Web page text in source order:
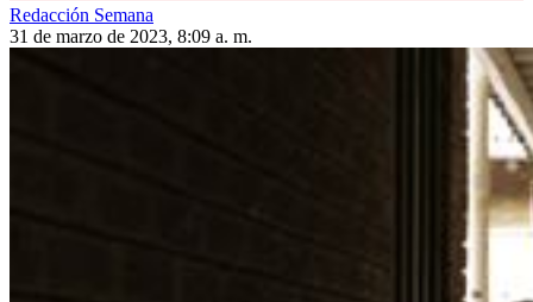
Redacción Semana
31 de marzo de 2023, 8:09 a. m.